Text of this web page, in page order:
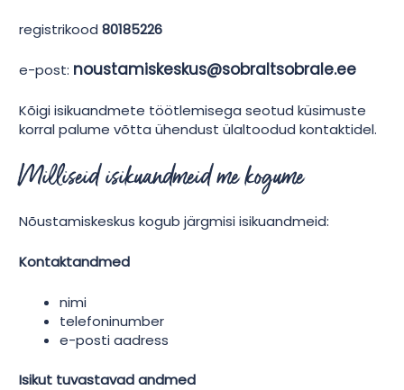
registrikood80185226
e-post: noustamiskeskus@sobraltsobrale.ee
Kõigi isikuandmete töötlemisega seotud küsimuste
korral palume võtta ühendust ülaltoodud kontaktidel.
Milliseid isikuandmeid me kogume
Nõustamiskeskus kogub järgmisi isikuandmeid:
Kontaktandmed
nimi
telefoninumber
e-posti aadress
Isikut tuvastavad andmed